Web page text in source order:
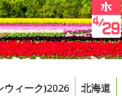
ウィーク)2026 北海道